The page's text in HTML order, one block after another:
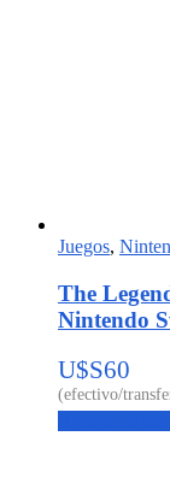
Juegos,
The
Nintendo
U$S60